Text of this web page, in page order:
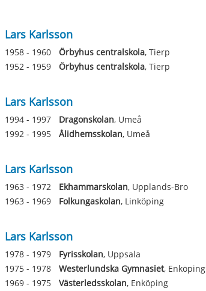
Lars Karlsson
1958 - 1960 Örbyhus centralskola, Tierp
1952 - 1959
Örbyhus centralskola, Tierp
Lars Karlsson
1994 - 1997 Dragonskolan, Umeå
1992 - 1995
Ålidhemsskolan, Umeå
Lars Karlsson
1963 - 1972 Ekhammarskolan, Upplands-Bro
1963 - 1969
Folkungaskolan, Linköping
Lars Karlsson
1978 - 1979 Fyrisskolan, Uppsala
1975 - 1978
Westerlundska Gymnasiet, Enköping
1969 - 1975
Västerledsskolan, Enköping